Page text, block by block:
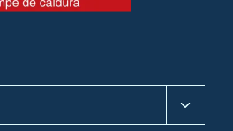
Toggle
child